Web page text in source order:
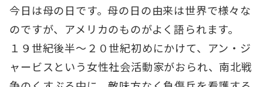
今日は母の日です。母の日の由来は世界で様々な
のですが、アメリカのものがよく語られます。
１９世紀後半～２０世紀初めにかけて、アン・ジ
ャービスという女性社会活動家がおられ、南北戦